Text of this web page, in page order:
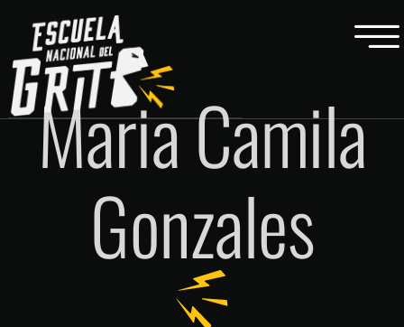
Maria Camila
Gonzales